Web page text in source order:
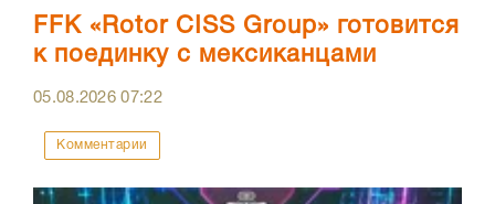
FFK «Rotor CISS Group» готовится
к поединку с мексиканцами
05.08.202607:22
Комментарии